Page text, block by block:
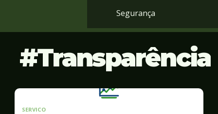
Segurança
Transparência
SERVICO